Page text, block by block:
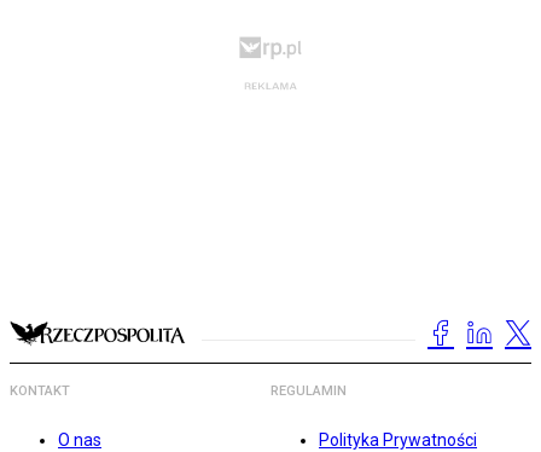
KONTAKT
O nas
REGULAMIN
Polityka Prywatności